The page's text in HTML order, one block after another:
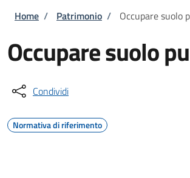
Briciole di pane
Home / Patrimonio / Occupare suolo
Occupare suolo
Condividi
Normativa di riferimento